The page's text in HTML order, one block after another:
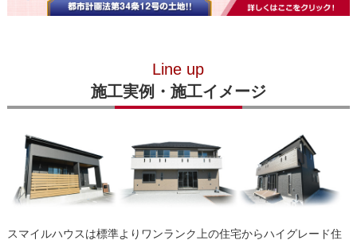
Line up
施工実例・施工イメージ
スマイルハウスは標準よりワンランク上の住宅からハイグレード住